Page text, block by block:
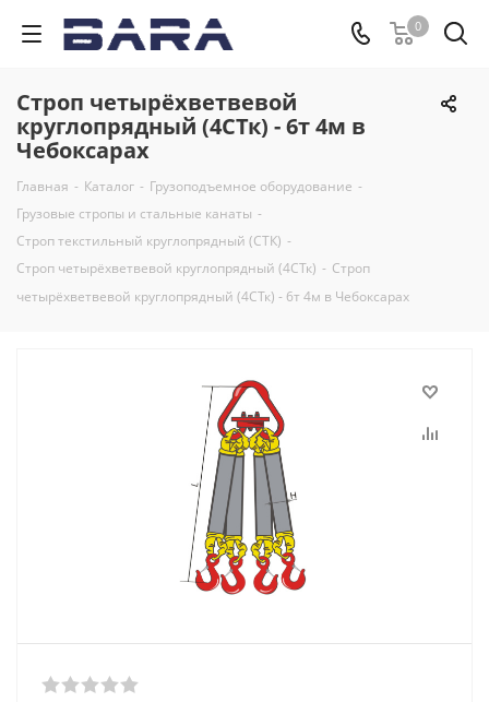
0
Строп четырёхветвевой
круглопрядный (4СТк) - 6т 4м в
Чебоксарах
Главная - Каталог - Грузоподъемное оборудование -
Грузовые стропы и стальные канаты -
Строп текстильный круглопрядный (СТК) -
Строп четырёхветвевой круглопрядный (4СТк) - Строп
четырёхветвевой круглопрядный (4СТк) - 6т 4м в Чебоксарах